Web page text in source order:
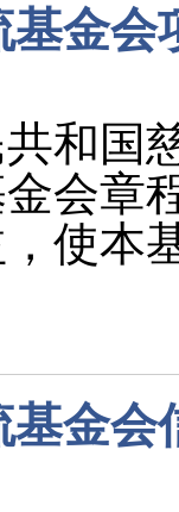
金会
和国
会章
使本
金会